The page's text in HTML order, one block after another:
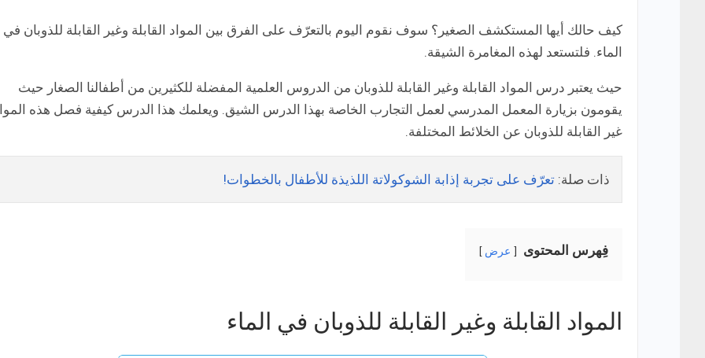
كيف حالك أيها المستكشف الصغير؟ سوف نقوم اليوم بالتعرّف على الفرق بين المواد القابلة وغير القابلة للذوبان في
الماء. فلتستعد لهذه المغامرة الشيقة.
حيث يعتبر درس المواد القابلة وغير القابلة للذوبان من الدروس العلمية المفضلة للكثيرين من أطفالنا الصغار حيث
يقومون بزيارة المعمل المدرسي لعمل التجارب الخاصة بهذا الدرس الشيق. ويعلمك هذا الدرس كيفية فصل هذه
غير القابلة للذوبان عن الخلائط المختلفة.
ذات صلة: تعرّف على تجربة إذابة الشوكولاتة اللذيذة للأطفال بالخطوات!
فِهرس المحتوى عرض
المواد القابلة وغير القابلة للذوبان في الماء